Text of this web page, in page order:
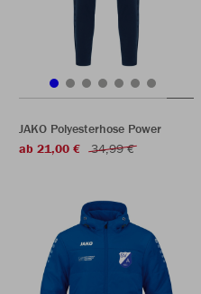
JAKO Polyesterhose Power
ab 21,00 €
34,99 €